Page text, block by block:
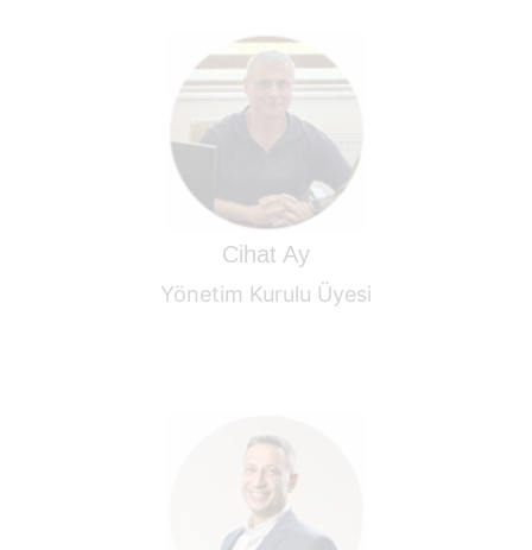
Cihat Ay
Yönetim Kurulu Üyesi
1970 yılında Üsküdar da doğdu. Yıldız
Teknik Ünviversitesi Elektrik Bölümü
Mezunudur. Bilişim ve Lojistik Sektörlerinde
Faaliyet gösteren Firma Sahibidir. Gökyüzü
Eğitim Kurumları ile 15 yılı aşkın süre beraber
bir geçmişe sahip olup, Mert isimli bir oğlu
vardır.
hayatına Hakiki Kebap’ta başladı. Evli ve iki
çocuk babası olan Çolak, halen Hakiki
Kebap’ta yönetici olarak görevine devam